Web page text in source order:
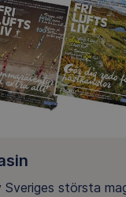
största